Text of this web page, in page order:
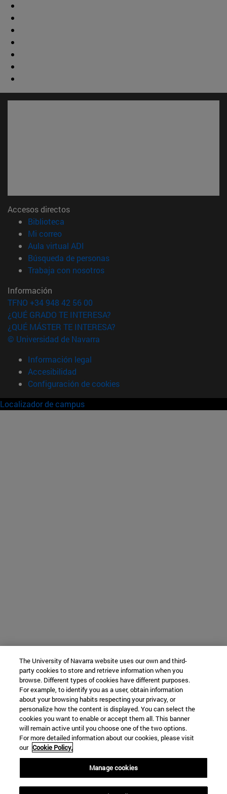
Accesos directos
Biblioteca
Mi correo(abre en nueva ventana)
Aula virtual ADI
Búsqueda de personas(abre en nueva ventana)
Trabaja con nosotros(abre en nueva ventana)
Información
TFNO +34 948 42 56 00
¿QUÉ GRADO TE INTERESA?
¿QUÉ MÁSTER TE INTERESA?
© Universidad de Navarra
Información legal
Accesibilidad
Configuración de cookies
Localizador de campus
The University of Navarra website uses our own and third-
party cookies to store and retrieve information when you
browse. Different types of cookies have different purposes.
For example, to identify you as a user, obtain information
about your browsing habits respecting your privacy, or
personalize how the content is displayed. You can select the
cookies you want to enable or accept them all. This banner
will remain active until you choose one of the two options.
For more detailed information about our cookies, please visit
our Cookie Policy.
Manage cookies